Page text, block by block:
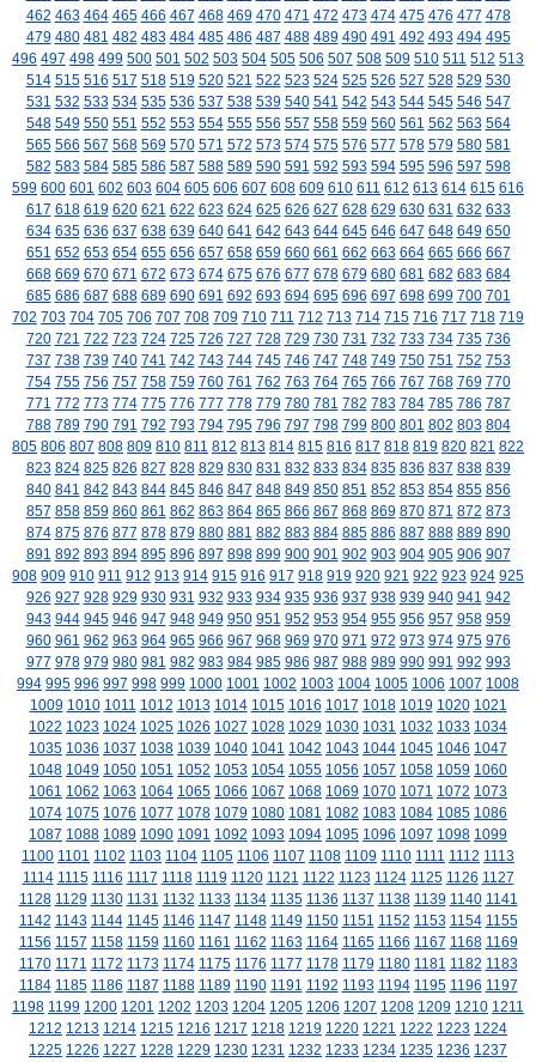
462 463 464 465 466 467 468 469 470 471 472 473 474 475 476 477 478
479 480 481 482 483 484 485 486 487 488 489 490 491 492 493 494 495
496 497 498 499 500 501 502 503 504 505 506 507 508 509 510 511 512 513
514 515 516 517 518 519 520 521 522 523 524 525 526 527 528 529 530
531 532 533 534 535 536 537 538 539 540 541 542 543 544 545 546 547
548 549 550 551 552 553 554 555 556 557 558 559 560 561 562 563 564
565 566 567 568 569 570 571 572 573 574 575 576 577 578 579 580 581
582 583 584 585 586 587 588 589 590 591 592 593 594 595 596 597 598
599 600 601 602 603 604 605 606 607 608 609 610 611 612 613 614 615 616
617 618 619 620 621 622 623 624 625 626 627 628 629 630 631 632 633
634 635 636 637 638 639 640 641 642 643 644 645 646 647 648 649 650
651 652 653 654 655 656 657 658 659 660 661 662 663 664 665 666 667
668 669 670 671 672 673 674 675 676 677 678 679 680 681 682 683 684
685 686 687 688 689 690 691 692 693 694 695 696 697 698 699 700 701
702 703 704 705 706 707 708 709 710 711 712 713 714 715 716 717 718 719
720 721 722 723 724 725 726 727 728 729 730 731 732 733 734 735 736
737 738 739 740 741 742 743 744 745 746 747 748 749 750 751 752 753
754 755 756 757 758 759 760 761 762 763 764 765 766 767 768 769 770
771 772 773 774 775 776 777 778 779 780 781 782 783 784 785 786 787
788 789 790 791 792 793 794 795 796 797 798 799 800 801 802 803 804
805 806 807 808 809 810 811 812 813 814 815 816 817 818 819 820 821 822
823 824 825 826 827 828 829 830 831 832 833 834 835 836 837 838 839
840 841 842 843 844 845 846 847 848 849 850 851 852 853 854 855 856
857 858 859 860 861 862 863 864 865 866 867 868 869 870 871 872 873
874 875 876 877 878 879 880 881 882 883 884 885 886 887 888 889 890
891 892 893 894 895 896 897 898 899 900 901 902 903 904 905 906 907
908 909 910 911 912 913 914 915 916 917 918 919 920 921 922 923 924 925
926 927 928 929 930 931 932 933 934 935 936 937 938 939 940 941 942
943 944 945 946 947 948 949 950 951 952 953 954 955 956 957 958 959
960 961 962 963 964 965 966 967 968 969 970 971 972 973 974 975 976
977 978 979 980 981 982 983 984 985 986 987 988 989 990 991 992 993
994 995 996 997 998 999 1000 1001 1002 1003 1004 1005 1006 1007 1008
1009 1010 1011 1012 1013 1014 1015 1016 1017 1018 1019 1020 1021
1022 1023 1024 1025 1026 1027 1028 1029 1030 1031 1032 1033 1034
1035 1036 1037 1038 1039 1040 1041 1042 1043 1044 1045 1046 1047
1048 1049 1050 1051 1052 1053 1054 1055 1056 1057 1058 1059 1060
1061 1062 1063 1064 1065 1066 1067 1068 1069 1070 1071 1072 1073
1074 1075 1076 1077 1078 1079 1080 1081 1082 1083 1084 1085 1086
1087 1088 1089 1090 1091 1092 1093 1094 1095 1096 1097 1098 1099
1100 1101 1102 1103 1104 1105 1106 1107 1108 1109 1110 1111 1112 1113
1114 1115 1116 1117 1118 1119 1120 1121 1122 1123 1124 1125 1126 1127
1128 1129 1130 1131 1132 1133 1134 1135 1136 1137 1138 1139 1140 1141
1142 1143 1144 1145 1146 1147 1148 1149 1150 1151 1152 1153 1154 1155
1156 1157 1158 1159 1160 1161 1162 1163 1164 1165 1166 1167 1168 1169
1170 1171 1172 1173 1174 1175 1176 1177 1178 1179 1180 1181 1182 1183
1184 1185 1186 1187 1188 1189 1190 1191 1192 1193 1194 1195 1196 1197
1198 1199 1200 1201 1202 1203 1204 1205 1206 1207 1208 1209 1210 1211
1212 1213 1214 1215 1216 1217 1218 1219 1220 1221 1222 1223 1224
1225 1226 1227 1228 1229 1230 1231 1232 1233 1234 1235 1236 1237